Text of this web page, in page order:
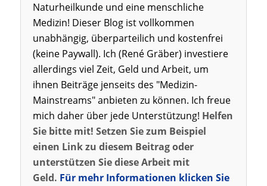
Naturheilkunde und eine menschliche
Medizin! Dieser Blog ist vollkommen
unabhängig, überparteilich und kostenfrei
(keine Paywall). Ich (René Gräber) investiere
allerdings viel Zeit, Geld und Arbeit, um
ihnen Beiträge jenseits des "Medizin-
Mainstreams" anbieten zu können. Ich freue
mich daher über jede Unterstützung! Helfen
Sie bitte mit! Setzen Sie zum Beispiel
einen Link zu diesem Beitrag oder
unterstützen Sie diese Arbeit mit
Geld. Für mehr Informationen klicken Sie